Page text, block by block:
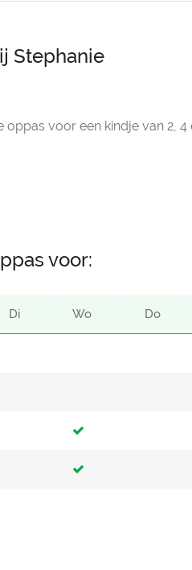
Stephanie
voor een kindje van 2,
voor:
Di Wo Do